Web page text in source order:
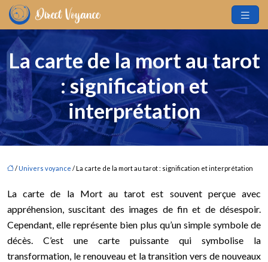
La carte de la mort au tarot
: signification et
interprétation
/ Univers voyance / La carte de la mort au tarot : signification et interprétation
La carte de la Mort au tarot est souvent perçue avec
appréhension, suscitant des images de fin et de désespoir.
Cependant, elle représente bien plus qu’un simple symbole de
décès. C’est une carte puissante qui symbolise la
transformation, le renouveau et la transition vers de nouveaux